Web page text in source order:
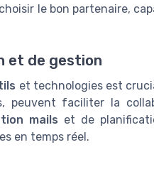
le bon partenaire,
et de gestion
et technologies est
peuvent faciliter la
mails et de
en temps réel.